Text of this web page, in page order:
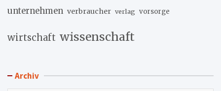
unternehmen verbraucher verlag vorsorge
wirtschaft wissenschaft
Archiv